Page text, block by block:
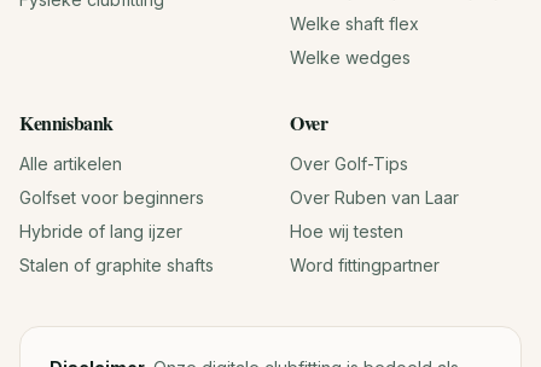
Welke shaft flex
Welke wedges
Kennisbank
Alle artikelen
Golfset voor beginners
Hybride of lang ijzer
Stalen of graphite shafts
Over
Over Golf-Tips
Over Ruben van Laar
Hoe wij testen
Word fittingpartner